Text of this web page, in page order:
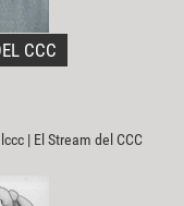
CCC
| El Stream del CCC